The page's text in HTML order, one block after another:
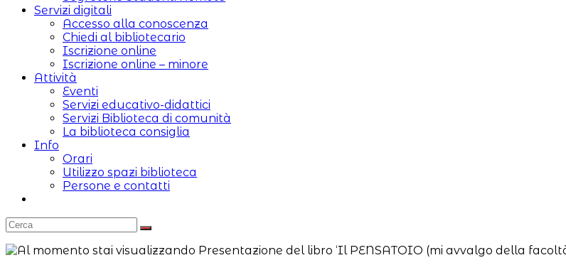
Servizi digitali
Accesso alla conoscenza
Chiedi al bibliotecario
Iscrizione online
Iscrizione online – minore
Attività
Eventi
Servizi educativo-didattici
Servizi Biblioteca di comunità
La biblioteca consiglia
Info
Orari
Utilizzo spazi biblioteca
Persone e contatti
sito